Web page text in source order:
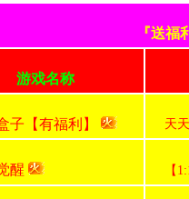
『送福
游戏名称
子【有福利】 天
醒 【